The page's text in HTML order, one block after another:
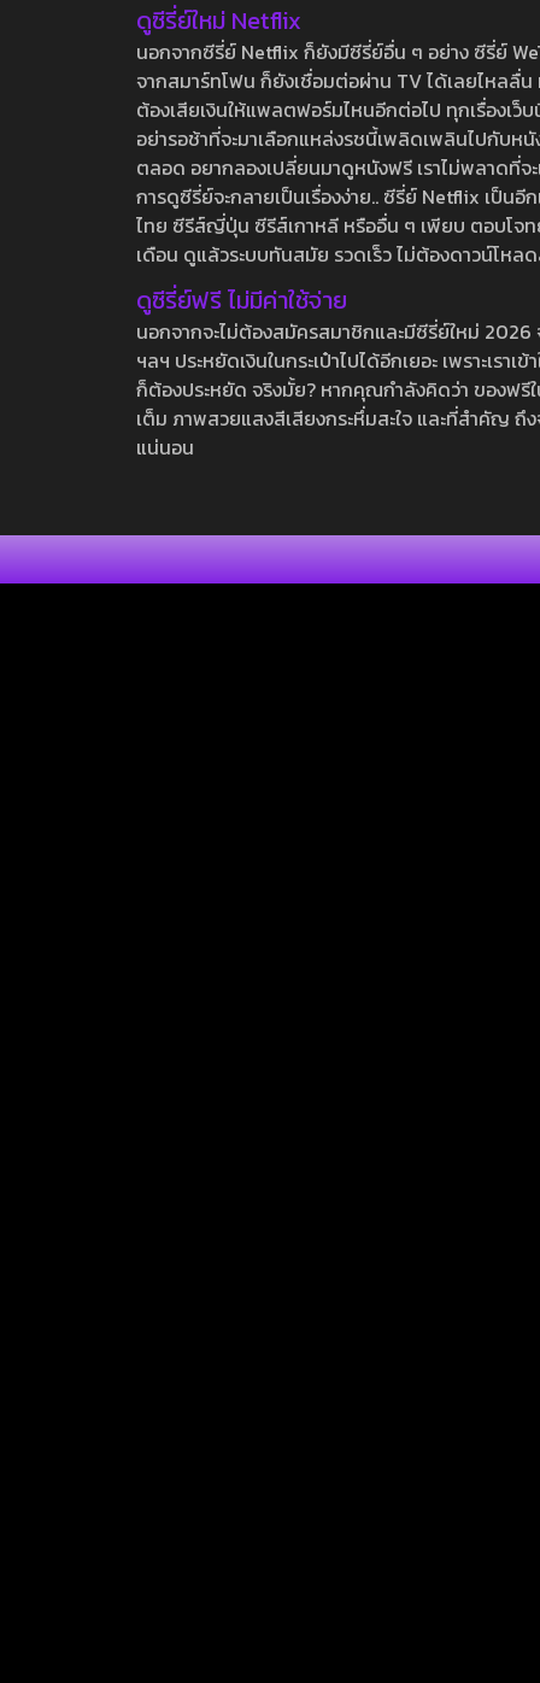
ดูซีรี่ย์ใหม่ Netflix
นอกจากซีรี่ย์ Netflix ก็ยังมีซีรี่ย์อื่น ๆ อย่าง ซีรี่ย์
จากสมาร์ทโฟน ก็ยังเชื่อมต่อผ่าน TV ได้เลยไหลลื่
ต้องเสียเงินให้แพลตฟอร์มไหนอีกต่อไป ทุกเรื่องเว็
อย่ารอช้าที่จะมาเลือกแหล่งรชนี้เพลิดเพลินไปกับห
ตลอด อยากลองเปลี่ยนมาดูหนังฟรี เราไม่พลาดที่
การดูซีรี่ย์จะกลายเป็นเรื่องง่าย.. ซีรี่ย์ Netflix เป็น
ไทย ซีรีส์ญี่ปุ่น ซีรีส์เกาหลี หรืออื่น ๆ เพียบ ตอบโจท
เดือน ดูแล้วระบบทันสมัย รวดเร็ว ไม่ต้องดาวน์โห
ดูซีรี่ย์ฟรี ไม่มีค่าใช้จ่าย
นอกจากจะไม่ต้องสมัครสมาชิกและมีซีรี่ย์ใหม่
ฯลฯ ประหยัดเงินในกระเป๋าไปได้อีกเยอะ เพราะเร
ก็ต้องประหยัด จริงมั้ย? หากคุณกำลังคิดว่า ของฟ
เต็ม ภาพสวยแสงสีเสียงกระหึ่มสะใจ และที่สำคัญ
แน่นอน